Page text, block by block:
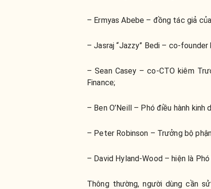
– Ermyas Abebe – đồng tác giả
– Jasraj “Jazzy” Bedi – co-
– Sean Casey – co-CTO kiêm
Finance;
– Ben O’Neill – Phó điều hành kinh
– Peter Robinson – Trưởng bộ
– David Hyland-Wood – hiện là
Thông thường, người dùng cần